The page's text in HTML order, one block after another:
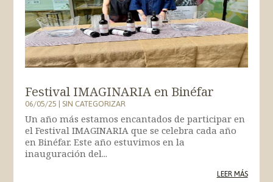
Festival IMAGINARIA en Binéfar
06/05/25| SIN CATEGORIZAR
Un año más estamos encantados de participar en
el Festival IMAGINARIA que se celebra cada año
en Binéfar. Este año estuvimos en la
inauguración del...
LEER MÁS